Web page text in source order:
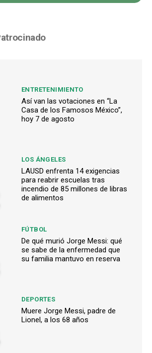
ENTRETENIMIENTO
Así van las votaciones en “La
Casa de los Famosos México”,
hoy 7 de agosto
LOS ÁNGELES
LAUSD enfrenta 14 exigencias
para reabrir escuelas tras
incendio de 85 millones de libras
de alimentos
FÚTBOL
De qué murió Jorge Messi: qué
se sabe de la enfermedad que
su familia mantuvo en reserva
DEPORTES
Muere Jorge Messi, padre de
Lionel, a los 68 años